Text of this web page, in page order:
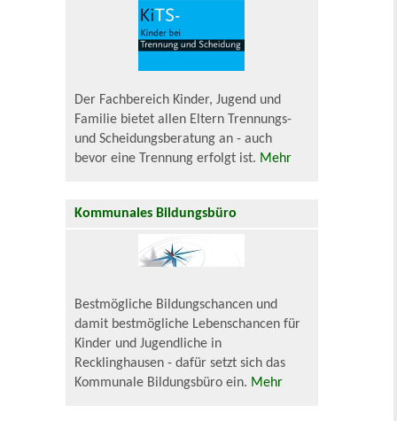
Der Fachbereich Kinder, Jugend und
Familie bietet allen Eltern Trennungs-
und Scheidungsberatung an - auch
bevor eine Trennung erfolgt ist. Mehr
Kommunales Bildungsbüro
Bestmögliche Bildungschancen und
damit bestmögliche Lebenschancen für
Kinder und Jugendliche in
Recklinghausen - dafür setzt sich das
Kommunale Bildungsbüro ein. Mehr